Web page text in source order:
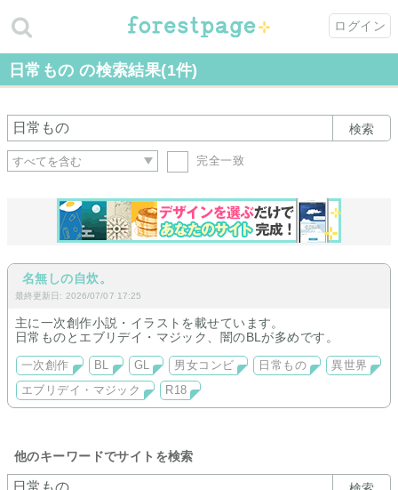
ログイン
日常もの の検索結果(1件)
検索
完全一致
名無しの自炊。
最終更新日: 2026/07/07 17:25
主に一次創作小説・イラストを載せています。
日常ものとエブリデイ・マジック、闇のBLが多めです。
一次創作 BL GL 男女コンビ 日常もの
異世界
エブリデイ・マジック
R18
他のキーワードでサイトを検索